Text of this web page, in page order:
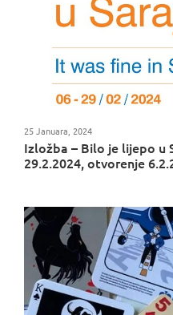
Izložba – Bilo je lijepo u
29.2.2024, otvorenje
25 Januara, 2024